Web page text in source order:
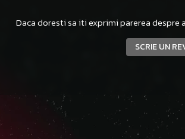
Daca doresti sa iti exprimi parerea despre
SCRIE UN